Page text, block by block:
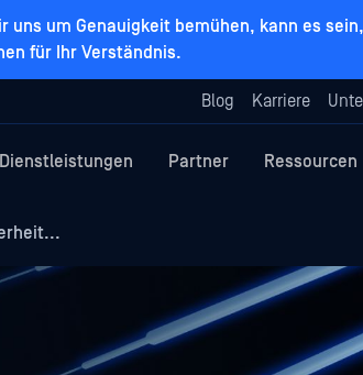
um Genauigkeit bemühen, kann es
für Ihr Verständnis.
Blog Karriere
Dienstleistungen Partner Ressourcen